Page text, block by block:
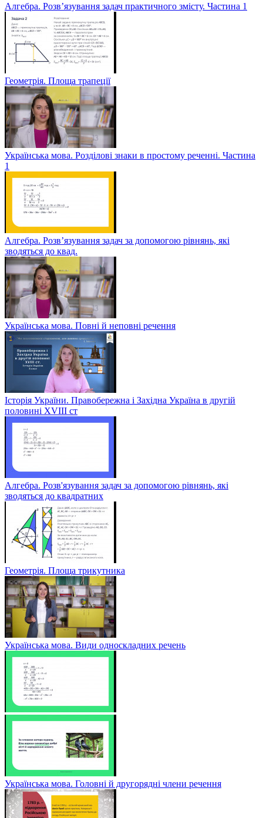
Алгебра. Розв’язування задач практичного змісту. Частина 1
Геометрія. Площа трапеції
Українська мова. Розділові знаки в простому реченні. Частина
1
Алгебра. Розв’язування задач за допомогою рівнянь, які
зводяться до квад.
Українська мова. Повні й неповні речення
Історія України. Правобережна і Західна Україна в другій
половині XVIII ст
Алгебра. Розв'язування задач за допомогою рівнянь, які
зводяться до квадратних
Геометрія. Площа трикутника
Українська мова. Види односкладних речень
Українська мова. Головні й другорядні члени речення